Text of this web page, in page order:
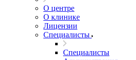
О центре
О клинике
Лицензии
Специалисты
Специалисты